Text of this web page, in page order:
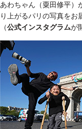
あわちゃん（粟田修平）
り上がるパリの写真をお
（公式インスタグラムが